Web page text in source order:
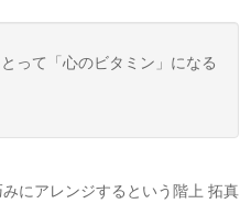
って「心のビタミン」になる
にアレンジするという階上 拓真